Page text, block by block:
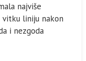
najviše
liniju nakon
i nezgoda